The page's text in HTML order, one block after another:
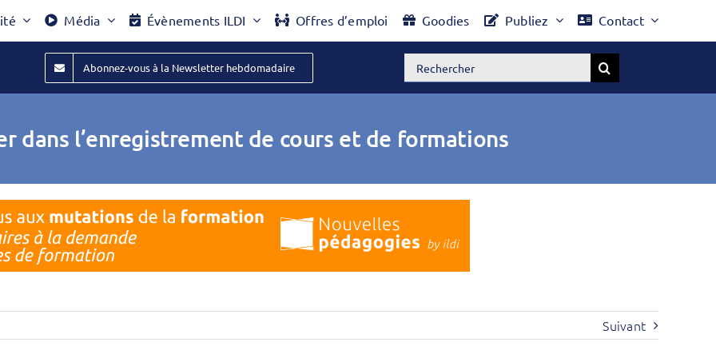
Média Évènements ILDI Offres d’emploi Goodies Publiez Contact
Abonnez-vous à la Newsletter hebdomadaire Rechercher:
dans l’enregistrement de cours et de formations
Suivant